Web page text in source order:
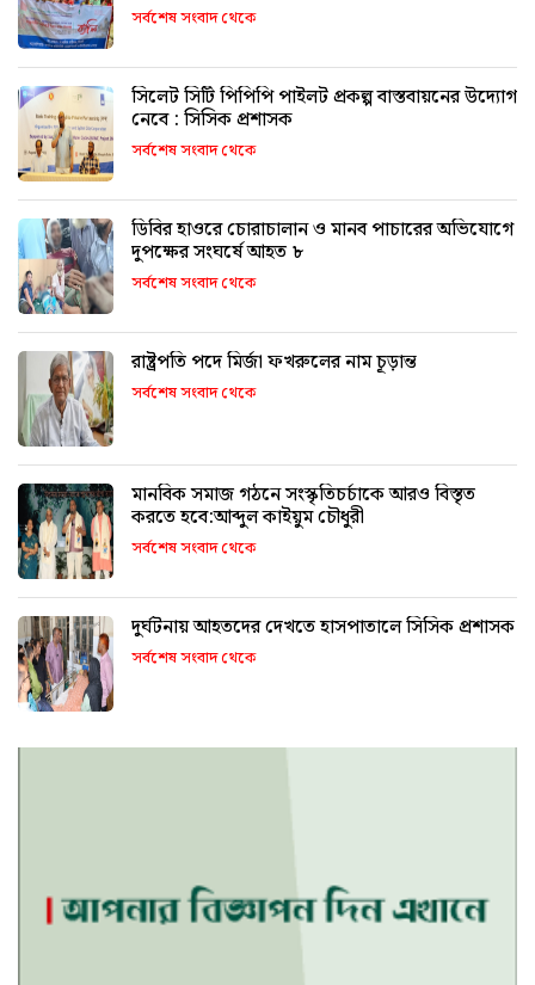
সর্বশেষ সংবাদ থেকে
সিলেট সিটি পিপিপি পাইলট প্রকল্প বাস্তবায়নের উদ্যোগ
নেবে : সিসিক প্রশাসক
সর্বশেষ সংবাদ থেকে
ডিবির হাওরে চোরাচালান ও মানব পাচারের অভিযোগে
দুপক্ষের সংঘর্ষে আহত ৮
সর্বশেষ সংবাদ থেকে
রাষ্ট্রপতি পদে মির্জা ফখরুলের নাম চূড়ান্ত
সর্বশেষ সংবাদ থেকে
মানবিক সমাজ গঠনে সংস্কৃতিচর্চাকে আরও বিস্তৃত
করতে হবে:আব্দুল কাইয়ুম চৌধুরী
সর্বশেষ সংবাদ থেকে
দুর্ঘটনায় আহতদের দেখতে হাসপাতালে সিসিক প্রশাসক
সর্বশেষ সংবাদ থেকে